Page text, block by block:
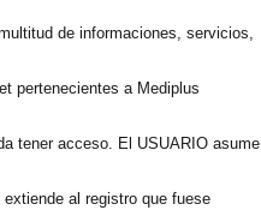
de informaciones, servicios,
pertenecientes a Mediplus
tener acceso. El USUARIO asume
al registro que fuese